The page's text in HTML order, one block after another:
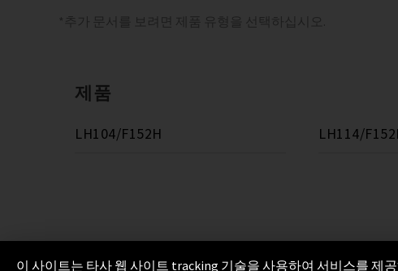
*추가 문서를 보려면 제품 유형을 선택하십시오.
제품
LH104/F152H LH114/
이 사이트는 타사 웹 사이트 tracking 기술을 사용하여 서비스를 제